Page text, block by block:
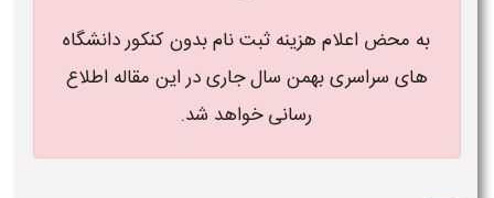
به محض اعلام هزینه ثبت نام بدون کنکور دانشگاه
های سراسری بهمن سال جاریدر این مقاله اطلاع
رسانی خواهد شد.